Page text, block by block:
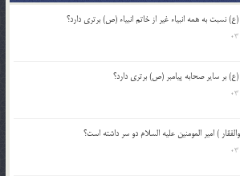
نسبت به همه انبیاء غیر از خاتم انبیاء (ص) برتری دارد؟
بر سایر صحابه پیامبر (ص) برتری دارد؟
) امیر المومنین علیه السلام دو سر داشته است؟